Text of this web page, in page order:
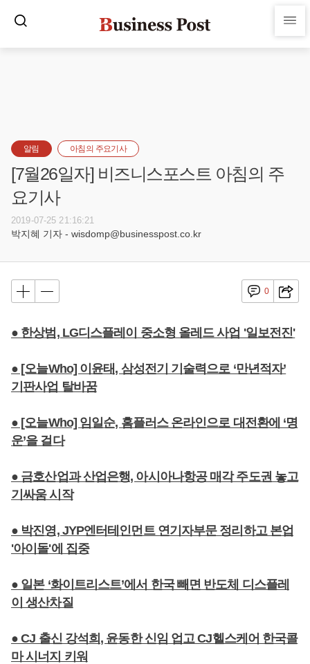
알림 아침의 주요기사
[7월26일자] 비즈니스포스트 아침의 주
요기사
2019-07-25 21:16:21
박지혜 기자 - wisdomp@businesspost.co.kr
0
● 한상범, LG디스플레이 중소형 올레드 사업 '일보전진'
● [오늘Who] 이윤태, 삼성전기 기술력으로 ‘만년적자’
기판사업 탈바꿈
● [오늘Who] 임일순, 홈플러스 온라인으로 대전환에 ‘명
운’을 걸다
● 금호산업과 산업은행, 아시아나항공 매각 주도권 놓고
기싸움 시작
● 박진영, JYP엔터테인먼트 연기자부문 정리하고 본업
'아이돌'에 집중
● 일본 ‘화이트리스트’에서 한국 빼면 반도체 디스플레
이 생산차질
● CJ 출신 강석희, 윤동한 신임 업고 CJ헬스케어 한국콜
마 시너지 키워